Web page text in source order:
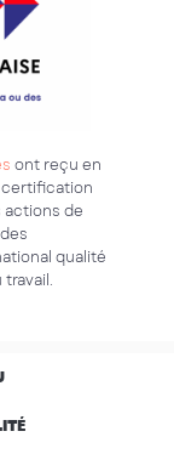
ont reçu en
de
qualité
travail.